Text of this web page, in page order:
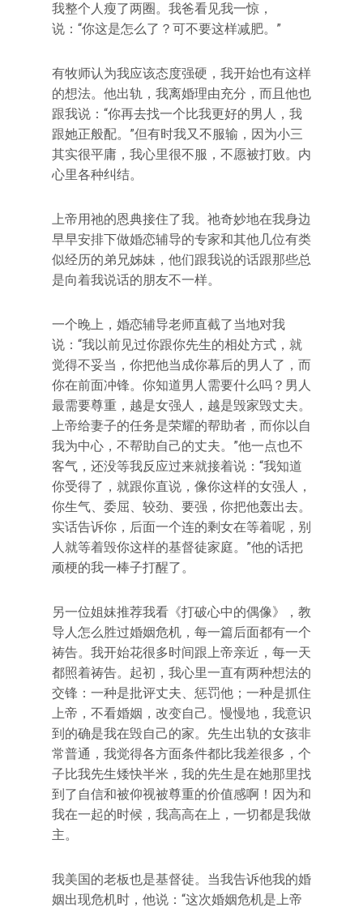
我整个人瘦了两圈。我爸看见我一惊，
说：“你这是怎么了？可不要这样减肥。”
有牧师认为我应该态度强硬，我开始也有这样
的想法。他出轨，我离婚理由充分，而且他也
跟我说：“你再去找一个比我更好的男人，我
跟她正般配。”但有时我又不服输，因为小三
其实很平庸，我心里很不服，不愿被打败。内
心里各种纠结。
上帝用祂的恩典接住了我。祂奇妙地在我身边
早早安排下做婚恋辅导的专家和其他几位有类
似经历的弟兄姊妹，他们跟我说的话跟那些总
是向着我说话的朋友不一样。
一个晚上，婚恋辅导老师直截了当地对我
说：“我以前见过你跟你先生的相处方式，就
觉得不妥当，你把他当成你幕后的男人了，而
你在前面冲锋。你知道男人需要什么吗？男人
最需要尊重，越是女强人，越是毁家毁丈夫。
上帝给妻子的任务是荣耀的帮助者，而你以自
我为中心，不帮助自己的丈夫。”他一点也不
客气，还没等我反应过来就接着说：“我知道
你受得了，就跟你直说，像你这样的女强人，
你生气、委屈、较劲、要强，你把他轰出去。
实话告诉你，后面一个连的剩女在等着呢，别
人就等着毁你这样的基督徒家庭。”他的话把
顽梗的我一棒子打醒了。
另一位姐妹推荐我看《打破心中的偶像》，教
导人怎么胜过婚姻危机，每一篇后面都有一个
祷告。我开始花很多时间跟上帝亲近，每一天
都照着祷告。起初，我心里一直有两种想法的
交锋：一种是批评丈夫、惩罚他；一种是抓住
上帝，不看婚姻，改变自己。慢慢地，我意识
到的确是我在毁自己的家。先生出轨的女孩非
常普通，我觉得各方面条件都比我差很多，个
子比我先生矮快半米，我的先生是在她那里找
到了自信和被仰视被尊重的价值感啊！因为和
我在一起的时候，我高高在上，一切都是我做
主。
我美国的老板也是基督徒。当我告诉他我的婚
姻出现危机时，他说：“这次婚姻危机是上帝